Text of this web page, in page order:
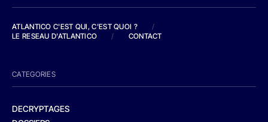
ATLANTICO C'EST QUI, C'EST QUOI ?
/
LE RESEAU D'ATLANTICO
/ CONTACT
CATEGORIES
DECRYPTAGES